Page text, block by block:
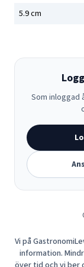
5.9cm
Som inloggad
Vi på
information.